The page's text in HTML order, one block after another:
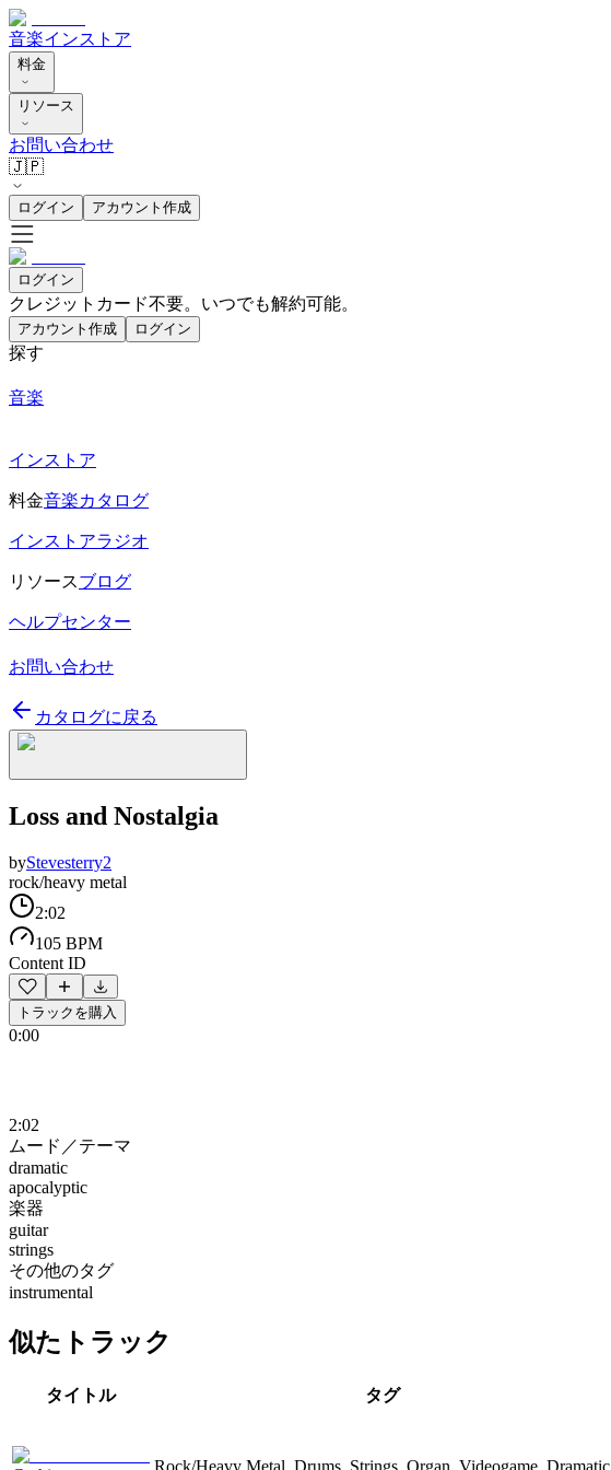
音楽インストア
料金
リソース
お問い合わせ
🇯🇵
ログイン アカウント作成
ログイン
クレジットカード不要。いつでも解約可能。
アカウント作成 ログイン
探す
音楽
インストア
料金音楽カタログ
インストアラジオ
リソースブログ
ヘルプセンター
お問い合わせ
カタログに戻る
Loss and Nostalgia
byStevesterry2
rock/heavy metal
2:02
105 BPM
Content ID
トラックを購入
0:00
2:02
ムード／テーマ
dramatic
apocalyptic
楽器
guitar
strings
その他のタグ
instrumental
似たトラック
タイトル タグ
Rock/Heavy Metal, Drums, Strings, Organ, Videogame, Dramatic